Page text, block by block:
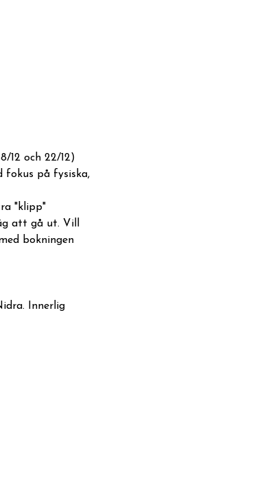
12 och 22/12)
fokus på fysiska,
"klipp"
att gå ut. Vill
bokningen
Innerlig